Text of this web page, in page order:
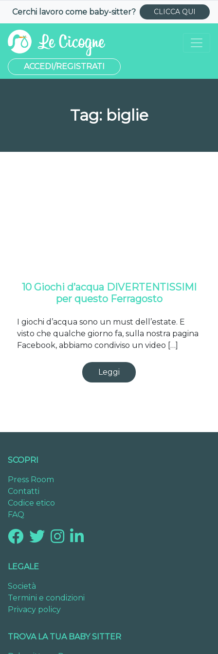
Cerchi lavoro come baby-sitter? CLICCA QUI
ACCEDI/REGISTRATI
Tag: biglie
10 Giochi d’acqua DIVERTENTISSIMI
per questo Ferragosto
I giochi d’acqua sono un must dell’estate. E
visto che qualche giorno fa, sulla nostra pagina
Facebook, abbiamo condiviso un video […]
Leggi
SCOPRI
Press Room
Contatti
Codice etico
FAQ
LEGALE
Società
Termini e condizioni
Privacy policy
TROVA LA TUA BABY SITTER